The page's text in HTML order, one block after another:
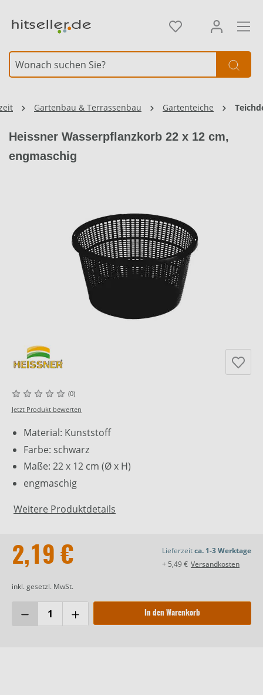
Gartenbau & Terrassenbau Gartenteiche
Heissner Wasserpflanzkorb 22 x 12 cm,
engmaschig
(0)
Jetzt Produkt bewerten
Material: Kunststoff
Farbe: schwarz
Maße: 22 x 12 cm (Ø x H)
engmaschig
Weitere Produktdetails
2,19 €
inkl. gesetzl. MwSt.
Lieferzeitca. 1-3 Werktage
+ 5,49 € Versandkosten
In den Warenkorb